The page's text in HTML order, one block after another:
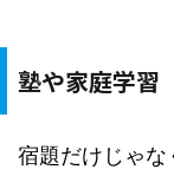
塾や家庭学習
宿題だけじゃ